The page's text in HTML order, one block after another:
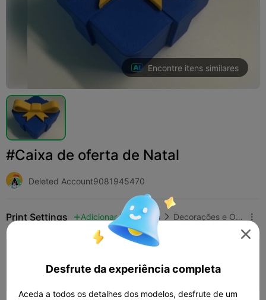
Encontre itens similares
#Caixa de oferta de Natal
Deleted Account9081945470
Print Settings  Adicionar Doméstico  Decorações e Ornamentos para Casa 
Ganhar mais pontos

Desfrute da experiência completa
Aceda a todos os detalhes dos modelos, desfrute de um